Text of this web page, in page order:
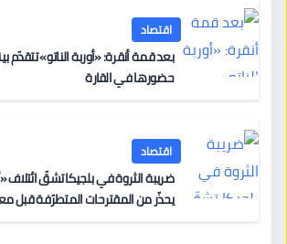
اقتصاد
بعد قمة أنقرة: «أوربة الناتو»
حضورها في القارة
اقتصاد
ضريبة الثروة في
يحذّر من المقترحات المتطرّفة قبل